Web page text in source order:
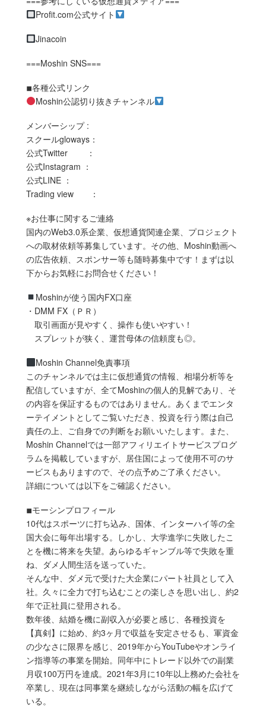
Profit.com公式サイト
Jinacoin
===Moshin SNS===
◾︎各種公式リンク
Moshin公認切り抜きチャンネル
メンバーシップ :
スクールgloways：
公式Twitter ：
公式Instagram ：
公式LINE ：
Trading view ：
※お仕事に関するご連絡
国内のWeb3.0系企業、仮想通貨関連企業、プロジェクト
への取材依頼等募集しています。その他、Moshin動画へ
の広告依頼、スポンサー等も随時募集中です！まずは以
下からお気軽にお問合せください！
Moshinが使う国内FX口座
・DMM FX（ＰＲ）
取引画面が見やすく、操作も使いやすい！
スプレットが狭く、運営母体の信頼度も◎。
Moshin Channel免責事項
このチャンネルでは主に仮想通貨の情報、相場分析等を
配信していますが、全てMoshinの個人的見解であり、そ
の内容を保証するものではありません。あくまでエンタ
ーテイメントとしてご覧いただき、投資を行う際は自己
責任の上、ご自身での判断をお願いいたします。また、
Moshin Channelでは一部アフィリエイトサービスプログ
ラムを掲載していますが、居住国によって使用不可のサ
ービスもありますので、その点予めご了承ください。
詳細については以下をご確認ください。
◾︎モーシンプロフィール
10代はスポーツに打ち込み、国体、インターハイ等の全
国大会に毎年出場する。しかし、大学進学に失敗したこ
とを機に将来を失望。あらゆるギャンブル等で失敗を重
ね、ダメ人間生活を送っていた。
そんな中、ダメ元で受けた大企業にパート社員として入
社。久々に全力で打ち込むことの楽しさを思い出し、約2
年で正社員に登用される。
数年後、結婚を機に副収入が必要と感じ、各種投資を
【真剣】に始め、約3ヶ月で収益を安定させるも、軍資金
の少なさに限界を感じ、2019年からYouTubeやオンライ
ン指導等の事業を開始。同年中にトレード以外での副業
月収100万円を達成。2021年3月に10年以上務めた会社を
卒業し、現在は同事業を継続しながら活動の幅を広げて
いる。